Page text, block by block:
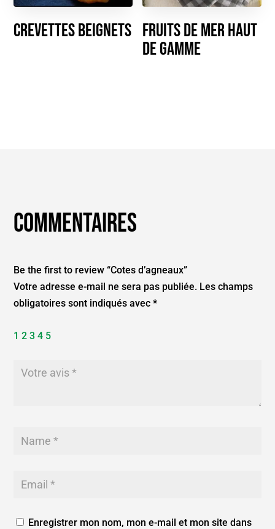
Crevettes Beignets Fruits de mer haut
de gamme
Commentaires
Be the first to review “Cotes d’agneaux”
Votre adresse e-mail ne sera pas publiée. Les champs
obligatoires sont indiqués avec*
1 2 3 4 5
Enregistrer mon nom, mon e-mail et mon site dans